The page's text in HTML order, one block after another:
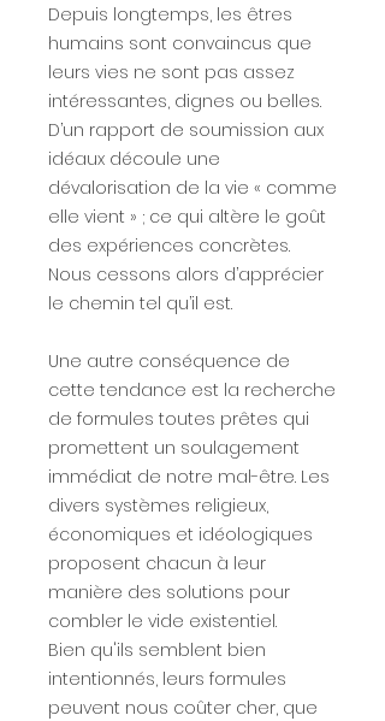
Depuis longtemps, les êtres
humains sont convaincus que
leurs vies ne sont pas assez
intéressantes, dignes ou belles.
D’un rapport de soumission aux
idéaux découle une
dévalorisation de la vie « comme
elle vient » ; ce qui altère le goût
des expériences concrètes.
Nous cessons alors d’apprécier
le chemin tel qu’il est.
Une autre conséquence de
cette tendance est la recherche
de formules toutes prêtes qui
promettent un soulagement
immédiat de notre mal-être. Les
divers systèmes religieux,
économiques et idéologiques
proposent chacun à leur
manière des solutions pour
combler le vide existentiel.
Bien qu'ils semblent bien
intentionnés, leurs formules
peuvent nous coûter cher, que